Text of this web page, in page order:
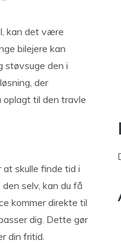
kan det være
bilejere kan
støvsuge den i
der
oplagt til den travle
skulle finde tid i
selv, kan du få
kommer direkte til
dig. Dette gør
din fritid.